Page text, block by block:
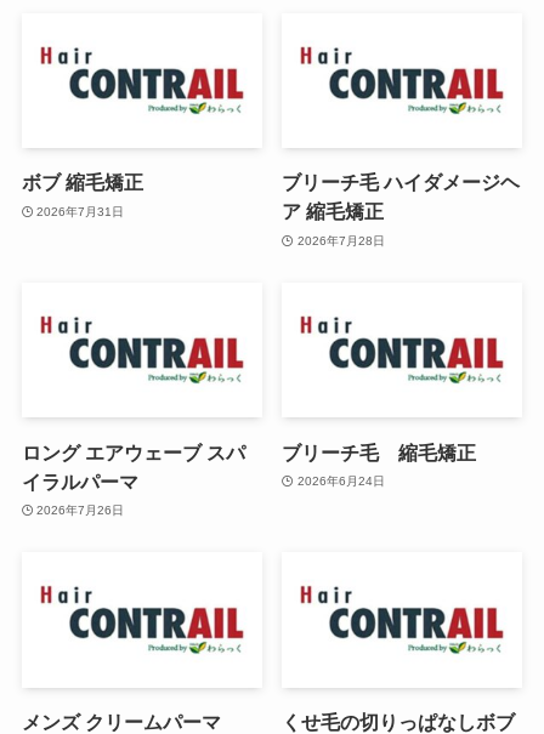
ボブ 縮毛矯正
2026年7月31日
ブリーチ毛 ハイダメージヘ
ア 縮毛矯正
2026年7月28日
ロング エアウェーブ スパ
イラルパーマ
2026年7月26日
ブリーチ毛 縮毛矯正
2026年6月24日
メンズ クリームパーマ くせ毛の切りっぱなしボブ